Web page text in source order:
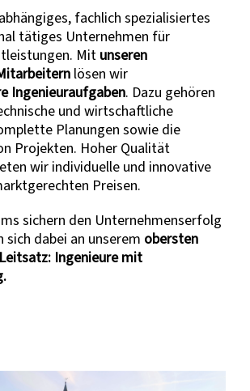
fachlich spezialisiertes
tätiges Unternehmen für
Mit unseren
lösen wir
Ingenieuraufgaben. Dazu gehören
und wirtschaftliche
Planungen sowie die
Projekten. Hoher Qualität
wir individuelle und innovative
Preisen.
sichern den Unternehmenserfolg
sich dabei an unserem obersten
Ingenieure mit